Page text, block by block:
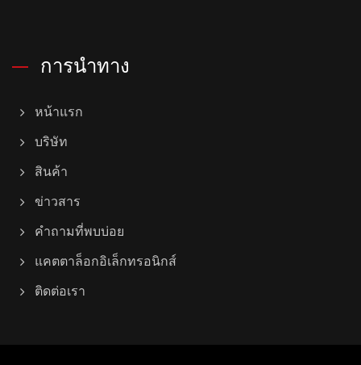
การนำทาง
หน้าแรก
บริษัท
สินค้า
ข่าวสาร
คำถามที่พบบ่อย
แคตตาล็อกอิเล็กทรอนิกส์
ติดต่อเรา